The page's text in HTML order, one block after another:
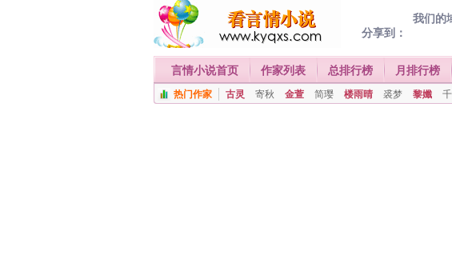
我们的
分享到：
言情小说首页
作家列表 总排行榜 月排行榜
热门作家 古灵 寄秋 金萱 简璎 楼雨晴 裘梦 黎孅